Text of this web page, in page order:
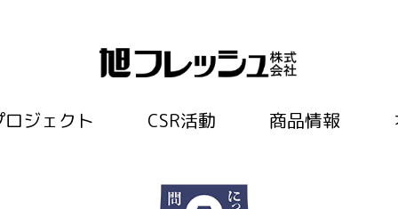
ロジェクト CSR活動 商品情報